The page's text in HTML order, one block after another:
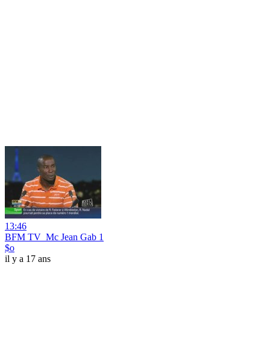
13:46
BFM TV_Mc Jean Gab 1
$o
il y a 17 ans